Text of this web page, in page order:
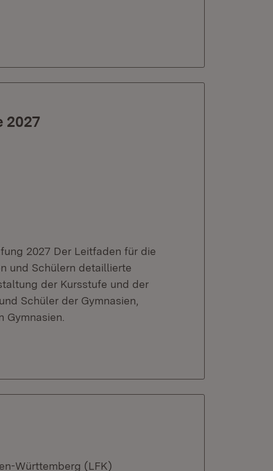
2027
2027 Der Leitfaden für die
und Schülern detaillierte
der Kursstufe und der
Schüler der Gymnasien,
Württemberg (LFK)